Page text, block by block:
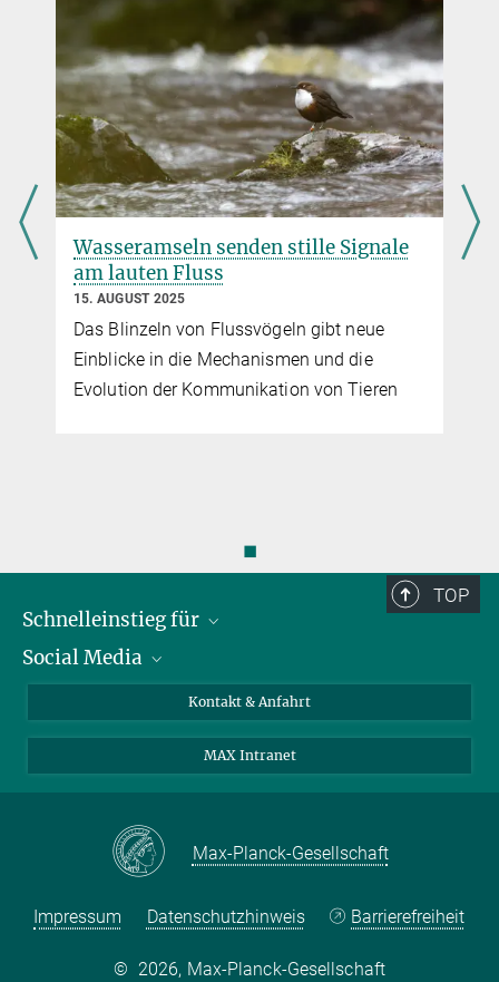
Wasseramseln senden stille Signale
am lauten Fluss
15. AUGUST 2025
Das Blinzeln von Flussvögeln gibt neue
Einblicke in die Mechanismen und die
Evolution der Kommunikation von Tieren
◼
TOP
Schnelleinstieg für
Journalist*innen
Bewerbende
Schüler*innen und Lehrkräfte
Social Media
Instagram
LinkedIn
Facebook
Kontakt & Anfahrt
MAX Intranet
Max-Planck-Gesellschaft
Impressum Datenschutzhinweis Barrierefreiheit
© 2026, Max-Planck-Gesellschaft